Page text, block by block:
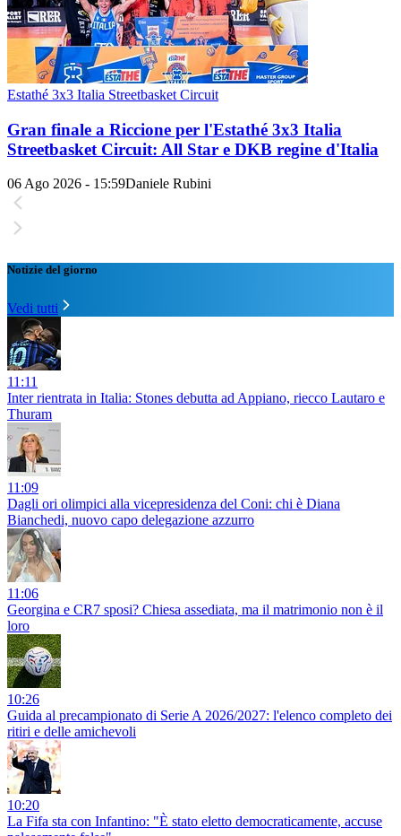
Estathé 3x3 Italia Streetbasket Circuit
Gran finale a Riccione per l'Estathé 3x3 Italia
Streetbasket Circuit: All Star e DKB regine d'Italia
06 Ago 2026 - 15:59Daniele Rubini
Notizie del giorno
Vedi tutti
11:11
Inter rientrata in Italia: Stones debutta ad Appiano, riecco Lautaro e
Thuram
11:09
Dagli ori olimpici alla vicepresidenza del Coni: chi è Diana
Bianchedi, nuovo capo delegazione azzurro
11:06
Georgina e CR7 sposi? Chiesa assediata, ma il matrimonio non è il
loro
10:26
Guida al precampionato di Serie A 2026/2027: l'elenco completo dei
ritiri e delle amichevoli
10:20
La Fifa sta con Infantino: "È stato eletto democraticamente, accuse